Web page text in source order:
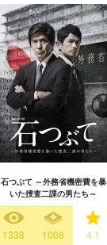
石つぶて ～外務省機密費を暴
いた捜査二課の男たち～
1338 1008 4.1